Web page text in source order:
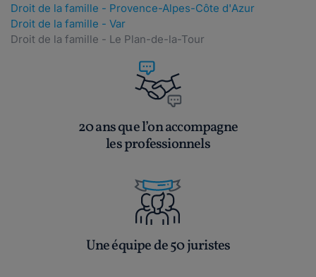
Droit de la famille - Provence-Alpes-Côte d'Azur
Droit de la famille - Var
Droit de la famille - Le Plan-de-la-Tour
20 ans que l’on accompagne
les professionnels
Une équipe de 50 juristes